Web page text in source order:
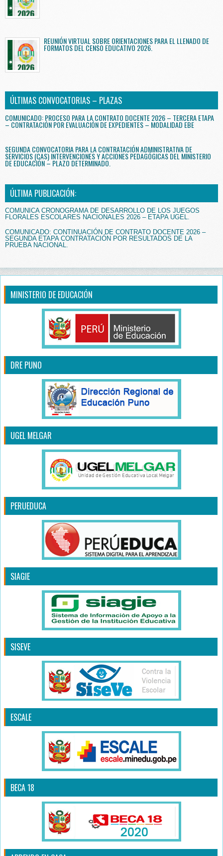
REUNIÓN VIRTUAL SOBRE ORIENTACIONES PARA EL LLENADO DE
FORMATOS DEL CENSO EDUCATIVO 2026.
ÚLTIMAS CONVOCATORIAS – PLAZAS
COMUNICADO: PROCESO PARA LA CONTRATO DOCENTE 2026 – TERCERA ETAPA
– CONTRATACIÓN POR EVALUACIÓN DE EXPEDIENTES – MODALIDAD EBE
SEGUNDA CONVOCATORIA PARA LA CONTRATACIÓN ADMINISTRATIVA DE
SERVICIOS (CAS) INTERVENCIONES Y ACCIONES PEDAGÓGICAS DEL MINISTERIO
DE EDUCACIÓN – PLAZO DETERMINADO.
ÚLTIMA PUBLICACIÓN:
COMUNICA CRONOGRAMA DE DESARROLLO DE LOS JUEGOS
FLORALES ESCOLARES NACIONALES 2026 – ETAPA UGEL.
COMUNICADO: CONTINUACIÓN DE CONTRATO DOCENTE 2026 –
SEGUNDA ETAPA CONTRATACIÓN POR RESULTADOS DE LA
PRUEBA NACIONAL.
MINISTERIO DE EDUCACIÓN
DRE PUNO
UGEL MELGAR
PERUEDUCA
SIAGIE
SISEVE
ESCALE
BECA 18